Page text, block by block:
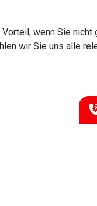
wenn Sie
wir Sie uns alle